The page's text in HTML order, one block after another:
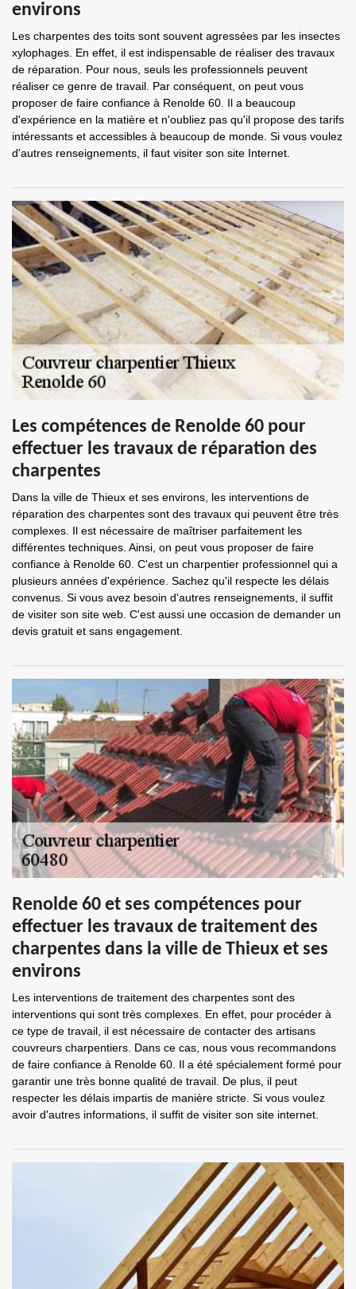
environs
Les charpentes des toits sont souvent agressées par les insectes
xylophages. En effet, il est indispensable de réaliser des travaux
de réparation. Pour nous, seuls les professionnels peuvent
réaliser ce genre de travail. Par conséquent, on peut vous
proposer de faire confiance à Renolde 60. Il a beaucoup
d'expérience en la matière et n'oubliez pas qu'il propose des tarifs
intéressants et accessibles à beaucoup de monde. Si vous voulez
d'autres renseignements, il faut visiter son site Internet.
Les compétences de Renolde 60 pour
effectuer les travaux de réparation des
charpentes
Dans la ville de Thieux et ses environs, les interventions de
réparation des charpentes sont des travaux qui peuvent être très
complexes. Il est nécessaire de maîtriser parfaitement les
différentes techniques. Ainsi, on peut vous proposer de faire
confiance à Renolde 60. C'est un charpentier professionnel qui a
plusieurs années d'expérience. Sachez qu'il respecte les délais
convenus. Si vous avez besoin d'autres renseignements, il suffit
de visiter son site web. C'est aussi une occasion de demander un
devis gratuit et sans engagement.
Renolde 60 et ses compétences pour
effectuer les travaux de traitement des
charpentes dans la ville de Thieux et ses
environs
Les interventions de traitement des charpentes sont des
interventions qui sont très complexes. En effet, pour procéder à
ce type de travail, il est nécessaire de contacter des artisans
couvreurs charpentiers. Dans ce cas, nous vous recommandons
de faire confiance à Renolde 60. Il a été spécialement formé pour
garantir une très bonne qualité de travail. De plus, il peut
respecter les délais impartis de manière stricte. Si vous voulez
avoir d'autres informations, il suffit de visiter son site internet.